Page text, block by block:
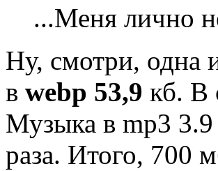
...Меня лично
Ну, смотри, одна
в webp 53,9 кб. В
Музыка в mp3
раза. Итого, 700